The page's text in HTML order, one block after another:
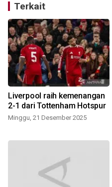
Terkait
Liverpool raih kemenangan
2-1 dari Tottenham Hotspur
Minggu, 21 Desember 2025